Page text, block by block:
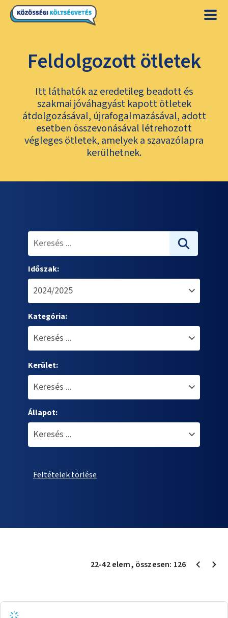
Feldolgozott ötletek
Itt láthatók az eredetileg beadott és
szakmai jóváhagyást kapott ötletek
átdolgozásával, újrafogalmazásával, adott
esetben összevonásával létrehozott
végleges ötletek, amelyek a szavazólapra
kerülhetnek.
Időszak:
Kategória:
Kerület:
Állapot:
Feltételek törlése
22-42elem, összesen: 126